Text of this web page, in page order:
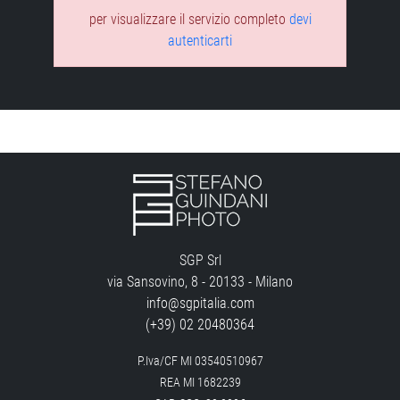
per visualizzare il servizio completo devi
autenticarti
SGP Srl
via Sansovino, 8 - 20133 - Milano
info@sgpitalia.com
(+39) 02 20480364
P.Iva/CF MI 03540510967
REA MI 1682239